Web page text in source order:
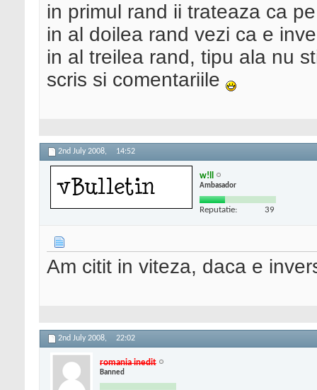
in primul rand ii trateaza ca
in al doilea rand vezi ca e
in al treilea rand, tipu ala nu
scris si comentariile
2nd July 2008, 14:52
w!ll
Ambasador
Reputatie: 39
Am citit in viteza, daca e
2nd July 2008, 22:02
romania inedit
Banned